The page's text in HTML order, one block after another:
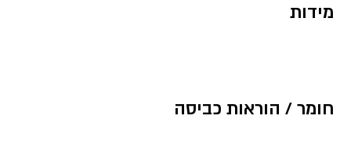
מידות
חומר / הוראות כביסה